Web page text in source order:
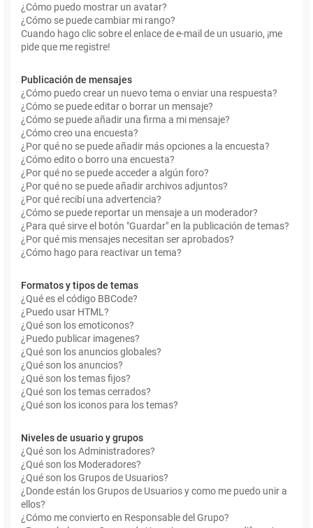
¿Cómo puedo mostrar un avatar?
¿Cómo se puede cambiar mi rango?
Cuando hago clic sobre el enlace de e-mail de un usuario, ¡me
pide que me registre!
Publicación de mensajes
¿Cómo puedo crear un nuevo tema o enviar una respuesta?
¿Cómo se puede editar o borrar un mensaje?
¿Cómo se puede añadir una firma a mi mensaje?
¿Cómo creo una encuesta?
¿Por qué no se puede añadir más opciones a la encuesta?
¿Cómo edito o borro una encuesta?
¿Por qué no se puede acceder a algún foro?
¿Por qué no se puede añadir archivos adjuntos?
¿Por qué recibí una advertencia?
¿Cómo se puede reportar un mensaje a un moderador?
¿Para qué sirve el botón "Guardar" en la publicación de temas?
¿Por qué mis mensajes necesitan ser aprobados?
¿Cómo hago para reactivar un tema?
Formatos y tipos de temas
¿Qué es el código BBCode?
¿Puedo usar HTML?
¿Qué son los emoticonos?
¿Puedo publicar imagenes?
¿Qué son los anuncios globales?
¿Qué son los anuncios?
¿Qué son los temas fijos?
¿Qué son los temas cerrados?
¿Qué son los iconos para los temas?
Niveles de usuario y grupos
¿Qué son los Administradores?
¿Qué son los Moderadores?
¿Qué son los Grupos de Usuarios?
¿Donde están los Grupos de Usuarios y como me puedo unir a
ellos?
¿Cómo me convierto en Responsable del Grupo?